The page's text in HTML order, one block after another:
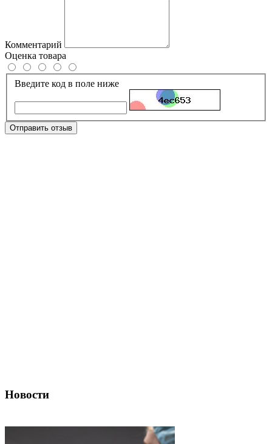
Комментарий
Оценка товара
Введите код в поле ниже
Отправить отзыв
Новости